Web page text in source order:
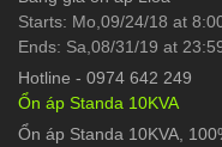
Starts: Mo,09/24/18 at
Ends: Sa,08/31/19 at
Hotline - 0974 642 249
Ổn áp Standa 10KVA
Ổn áp Standa 10KVA,